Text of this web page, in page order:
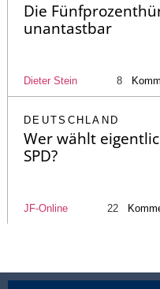
Die
unantastbar
Dieter Stein 8
DEUTSCHLAND
Wer wählt
SPD?
JF-Online 22